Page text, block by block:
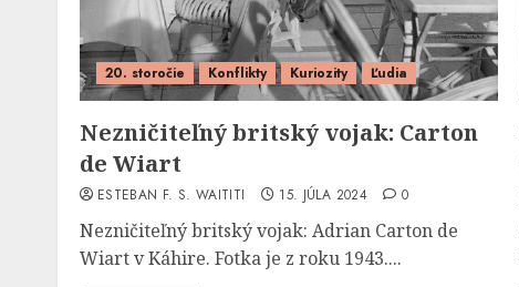
20. storočie Konflikty Kuriozity Ľudia
Nezničiteľný britský vojak: Carton
de Wiart
ESTEBAN F. S. WAITITI 15. JÚLA 2024 0
Nezničiteľný britský vojak: Adrian Carton de
Wiart v Káhire. Fotka je z roku 1943....